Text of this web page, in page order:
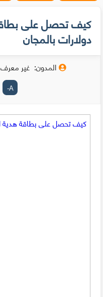
دولارات بالمجان
المدون: غير معرف
A
-